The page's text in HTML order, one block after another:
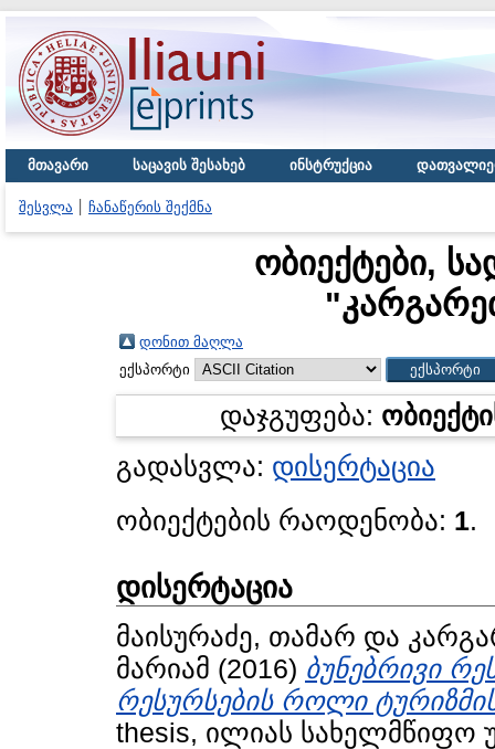
მთავარი საცავის შესახებ ინსტრუქცია
შესვლა ჩანაწერის შექმნა
ობიექტები,
"
დონით მაღლა
ექსპორტი
დაჯგუფება:
გადასვლა: დისერტაცია
ობიექტების რაოდენობა: 1.
დისერტაცია
მაისურაძე, თამარ და
მარიამ (2016) ბუნებრივი
რესურსების როლი
thesis, ილიას სახელმწიფო